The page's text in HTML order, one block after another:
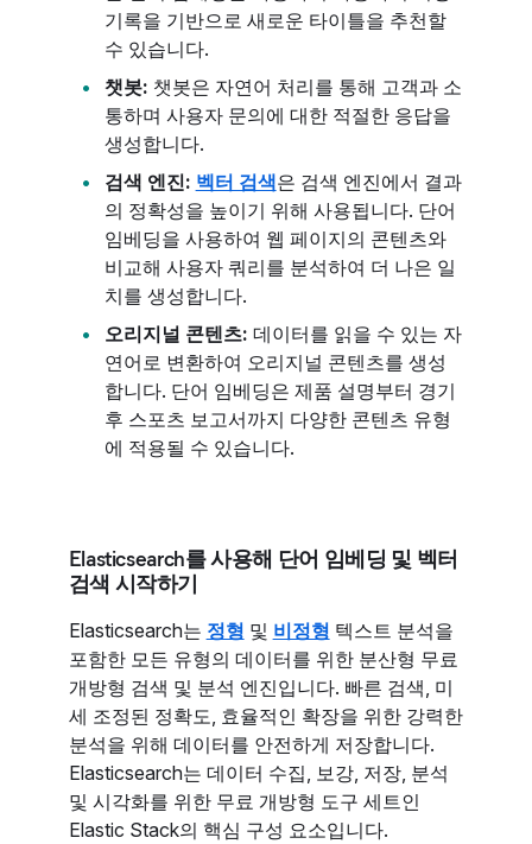
기록을 기반으로 새로운 타이틀을 추천할
수 있습니다.
챗봇: 챗봇은 자연어 처리를 통해 고객과 소
통하며 사용자 문의에 대한 적절한 응답을
생성합니다.
검색 엔진: 벡터 검색은 검색 엔진에서 결과
의 정확성을 높이기 위해 사용됩니다. 단어
임베딩을 사용하여 웹 페이지의 콘텐츠와
비교해 사용자 쿼리를 분석하여 더 나은 일
치를 생성합니다.
오리지널 콘텐츠: 데이터를 읽을 수 있는 자
연어로 변환하여 오리지널 콘텐츠를 생성
합니다. 단어 임베딩은 제품 설명부터 경기
후 스포츠 보고서까지 다양한 콘텐츠 유형
에 적용될 수 있습니다.
Elasticsearch를 사용해 단어 임베딩 및 벡터
검색 시작하기
Elasticsearch는 정형 및 비정형 텍스트 분석을
포함한 모든 유형의 데이터를 위한 분산형 무료
개방형 검색 및 분석 엔진입니다. 빠른 검색, 미
세 조정된 정확도, 효율적인 확장을 위한 강력한
분석을 위해 데이터를 안전하게 저장합니다.
Elasticsearch는 데이터 수집, 보강, 저장, 분석
및 시각화를 위한 무료 개방형 도구 세트인
Elastic Stack의 핵심 구성 요소입니다.